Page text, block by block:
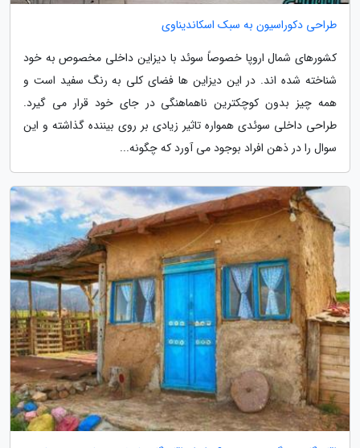
طراحی دکوراسیون به سبک اسکاندیناوی
کشورهای شمال اروپا خصوصاً سوئد با دیزاین داخلی مخصوص به خود
شناخته شده اند. در این دیزاین ها فضای کلی به رنگ سفید است و
همه چیز بدون کوچکترین ناهماهنگی در جای خود قرار می گیرد.
طراحی داخلی سوئدی همواره تاثیر زیادی بر روی بیننده گذاشته و این
سوال را در ذهن افراد بوجود می آورد که چگونه...